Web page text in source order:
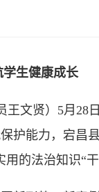
生健康成长
文贤）5月28
护能力，宕昌
的法治知识“干